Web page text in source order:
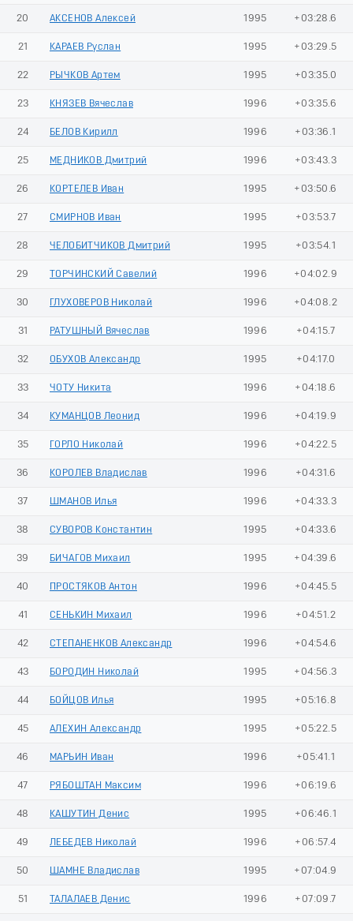
20 АКСЕНОВ Алексей 1995 +03:28.6
21 КАРАЕВ Руслан 1995 +03:29.5
22 РЫЧКОВ Артем 1995 +03:35.0
23 КНЯЗЕВ Вячеслав 1996 +03:35.6
24 БЕЛОВ Кирилл 1996 +03:36.1
25 МЕДНИКОВ Дмитрий 1996 +03:43.3
26 КОРТЕЛЕВ Иван 1995 +03:50.6
27 СМИРНОВ Иван 1995 +03:53.7
28 ЧЕЛОБИТЧИКОВ Дмитрий 1995 +03:54.1
29 ТОРЧИНСКИЙ Савелий 1996 +04:02.9
30 ГЛУХОВЕРОВ Николай 1996 +04:08.2
31 РАТУШНЫЙ Вячеслав 1996 +04:15.7
32 ОБУХОВ Александр 1995 +04:17.0
33 ЧОТУ Никита 1996 +04:18.6
34 КУМАНЦОВ Леонид 1996 +04:19.9
35 ГОРЛО Николай 1996 +04:22.5
36 КОРОЛЕВ Владислав 1996 +04:31.6
37 ШМАНОВ Илья 1996 +04:33.3
38 СУВОРОВ Константин 1995 +04:33.6
39 БИЧАГОВ Михаил 1995 +04:39.6
40 ПРОСТЯКОВ Антон 1996 +04:45.5
41 СЕНЬКИН Михаил 1996 +04:51.2
42 СТЕПАНЕНКОВ Александр 1996 +04:54.6
43 БОРОДИН Николай 1995 +04:56.3
44 БОЙЦОВ Илья 1995 +05:16.8
45 АЛЕХИН Александр 1995 +05:22.5
46 МАРЬИН Иван 1996 +05:41.1
47 РЯБОШТАН Максим 1996 +06:19.6
48 КАШУТИН Денис 1995 +06:46.1
49 ЛЕБЕДЕВ Николай 1996 +06:57.4
50 ШАМНЕ Владислав 1995 +07:04.9
51 ТАЛАЛАЕВ Денис 1996 +07:09.7